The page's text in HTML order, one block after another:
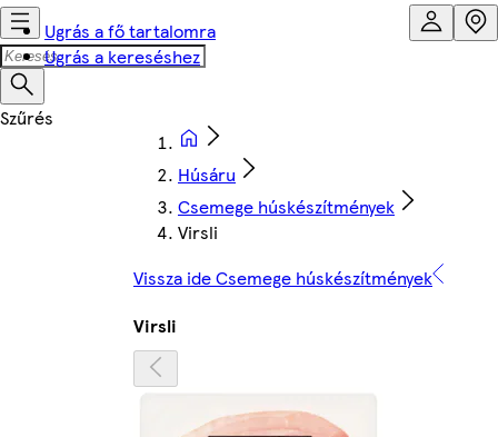
Ugrás a fő tartalomra
Ugrás a kereséshez
Húsáru
Csemege húskészítmények
Virsli
Vissza ide Csemege húskészítmények
Virsli